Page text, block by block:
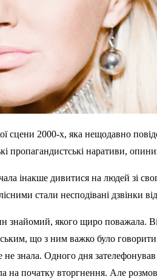
сцени 2000-х, яка нещодавно
пропагандистські наративи,
інакше дивитися на людей зі
стали несподівані дзвінки
знайомий, якого щиро поважала.
що з ним важко було говорити
не знала. Одного дня
на початку вторгнення. Але